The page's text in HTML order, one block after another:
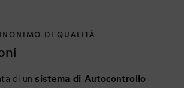
DI QUALITÀ
di un sistema di Autocontrollo